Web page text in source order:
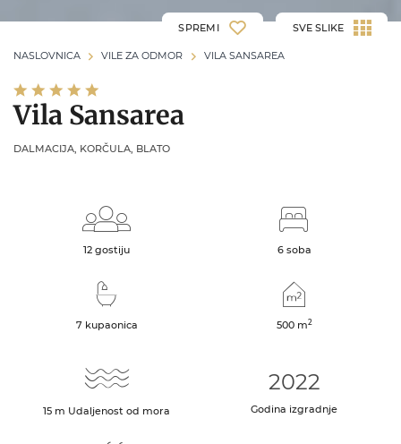
NASLOVNICA VILE ZA ODMOR VILA SANSAREA
Vila Sansarea
DALMACIJA, KORČULA, BLATO
SPREMI SVE SLIKE
12 gostiju 6 soba
7 kupaonica 500 m2
15 m Udaljenost od mora
2022
Godina izgradnje